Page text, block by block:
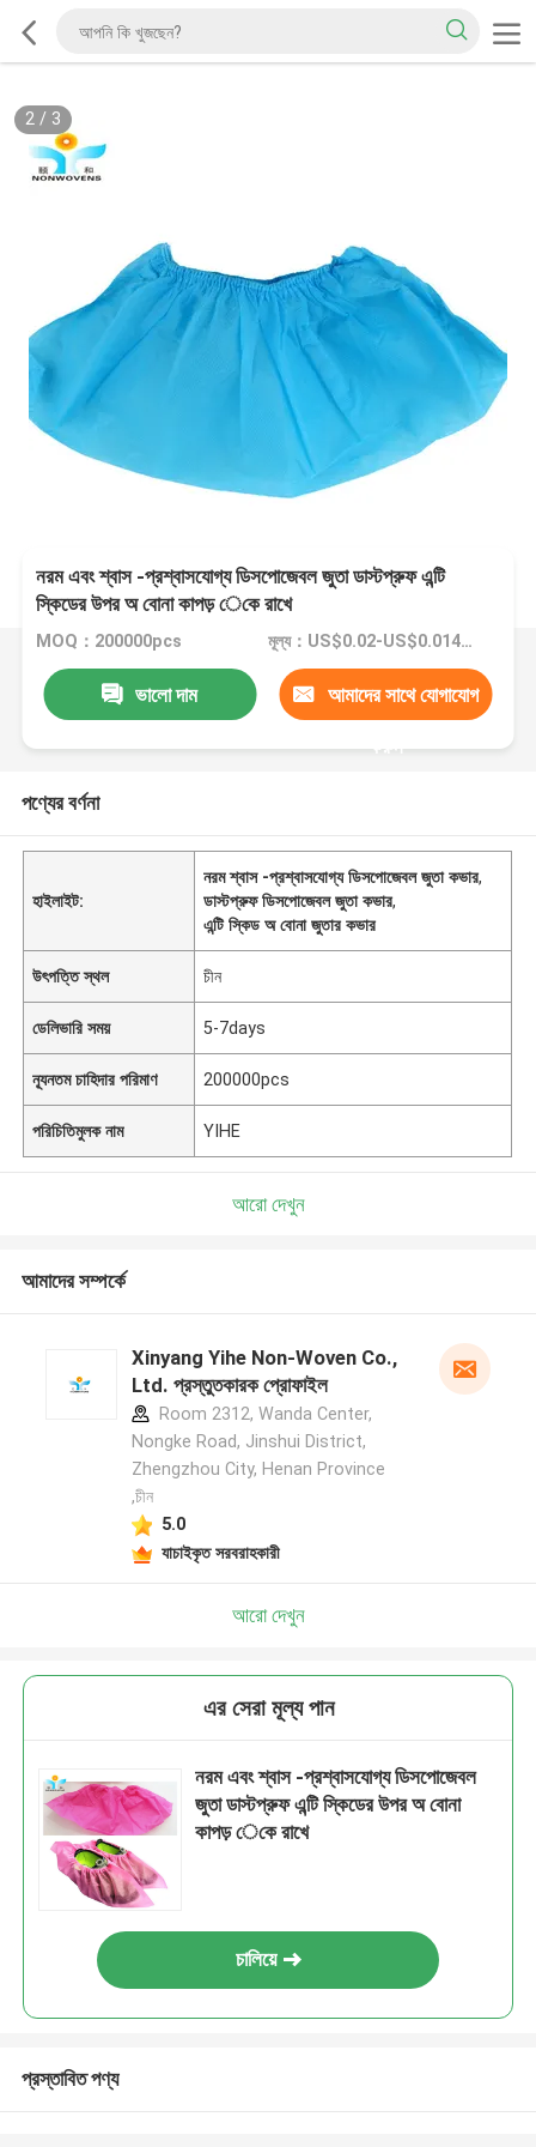
2/ 3
নরম এবং শ্বাস -প্রশ্বাসযোগ্য ডিসপোজেবল জুতা ডাস্টপ্রুফ এন্টি
স্কিডের উপর অ বোনা কাপড় েকে রাখে
MOQ：200000pcs মূল্য：US$0.02-US$0.014/PCS
ভালো দাম আমাদের সাথে যোগাযোগ
করুন
পণ্যের বর্ণনা
হাইলাইট:
নরম শ্বাস -প্রশ্বাসযোগ্য ডিসপোজেবল জুতা কভার,
ডাস্টপ্রুফ ডিসপোজেবল জুতা কভার,
এন্টি স্কিড অ বোনা জুতার কভার
উৎপত্তি স্থল চীন
ডেলিভারি সময় 5-7days
ন্যূনতম চাহিদার পরিমাণ 200000pcs
পরিচিতিমুলক নাম YIHE
আরো দেখুন
আমাদের সম্পর্কে
Xinyang Yihe Non-Woven Co.,
Ltd. প্রস্তুতকারক প্রোফাইল
Room 2312, Wanda Center,
Nongke Road, Jinshui District,
Zhengzhou City, Henan Province
,চীন
5.0
যাচাইকৃত সরবরাহকারী
আরো দেখুন
এর সেরা মূল্য পান
নরম এবং শ্বাস -প্রশ্বাসযোগ্য ডিসপোজেবল
জুতা ডাস্টপ্রুফ এন্টি স্কিডের উপর অ বোনা
কাপড় েকে রাখে
চালিয়ে
প্রস্তাবিত পণ্য